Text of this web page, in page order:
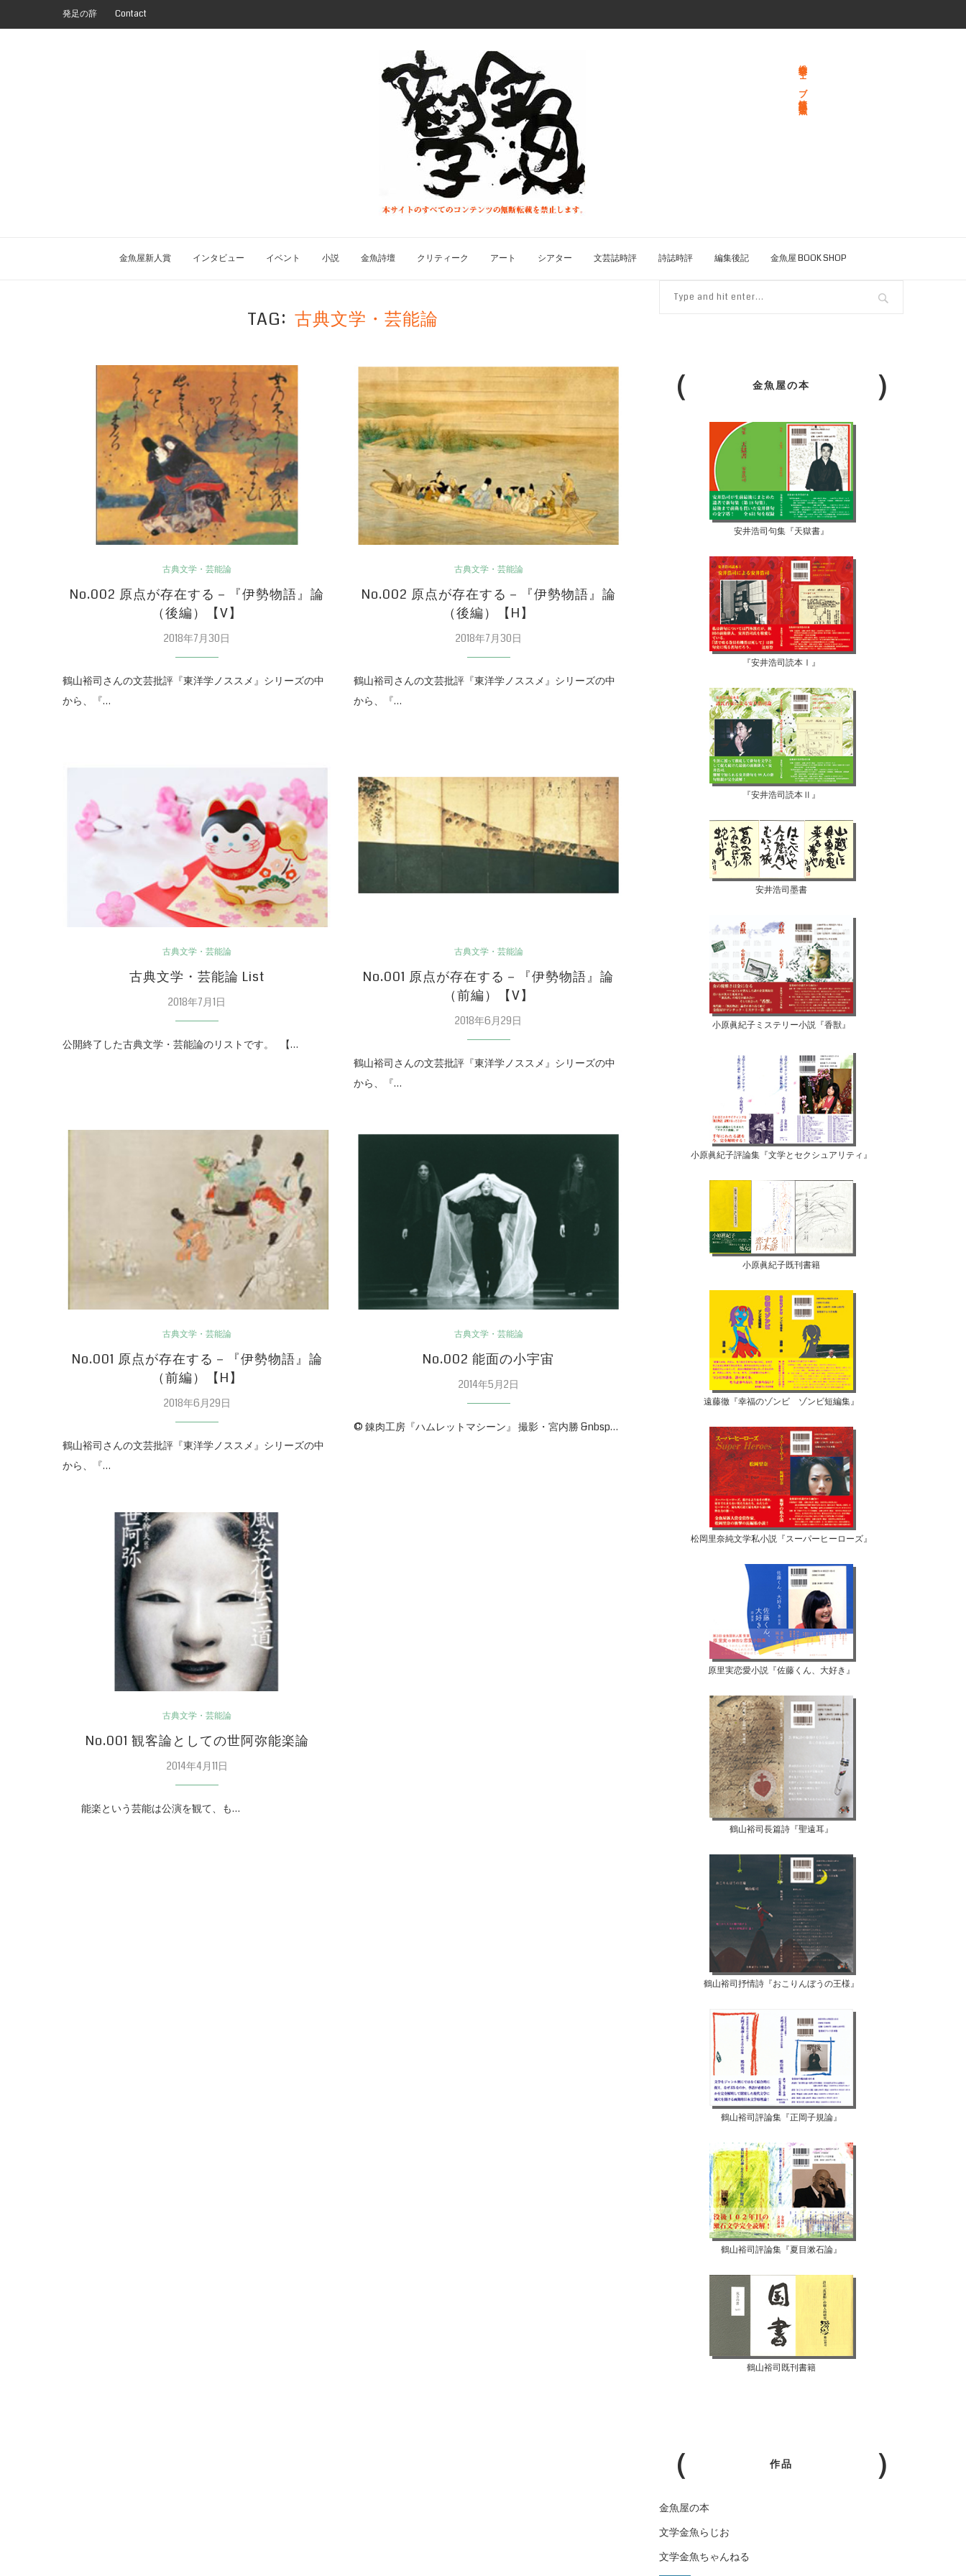
発足の辞 Contact
総合文学ウェブ情報誌 文学金魚
金魚屋新人賞 インタビュー イベント 小説 金魚詩壇 クリティーク アート シアター 文芸誌時評 詩誌時評 編集後記 金魚屋 BOOK SHOP
TAG 古典文学・芸能論
古典文学・芸能論
No.002 原点が存在する－『伊勢物語』論
（後編）【V】
2018年7月30日
鶴山裕司さんの文芸批評『東洋学ノススメ』シリーズの中
から、『…
古典文学・芸能論
No.002 原点が存在する－『伊勢物語』論
（後編）【H】
2018年7月30日
鶴山裕司さんの文芸批評『東洋学ノススメ』シリーズの中
から、『…
古典文学・芸能論
古典文学・芸能論 List
2018年7月1日
公開終了した古典文学・芸能論のリストです。 【…
古典文学・芸能論
No.001 原点が存在する－『伊勢物語』論
（前編）【V】
2018年6月29日
鶴山裕司さんの文芸批評『東洋学ノススメ』シリーズの中
から、『…
古典文学・芸能論
No.001 原点が存在する－『伊勢物語』論
（前編）【H】
2018年6月29日
鶴山裕司さんの文芸批評『東洋学ノススメ』シリーズの中
から、『…
古典文学・芸能論
No.002 能面の小宇宙
2014年5月2日
© 錬肉工房『ハムレットマシーン』 撮影・宮内勝 &nbsp…
古典文学・芸能論
No.001 観客論としての世阿弥能楽論
2014年4月11日
能楽という芸能は公演を観て、も…
金魚屋の本
安井浩司句集『天獄書』
『安井浩司読本Ⅰ』
『安井浩司読本Ⅱ』
安井浩司墨書
小原眞紀子ミステリー小説『香獣』
小原眞紀子評論集『文学とセクシュアリティ』
小原眞紀子既刊書籍
遠藤徹『幸福のゾンビ ゾンビ短編集』
松岡里奈純文学私小説『スーパーヒーローズ』
原里実恋愛小説『佐藤くん、大好き』
鶴山裕司長篇詩『聖遠耳』
鶴山裕司抒情詩『おこりんぼうの王様』
鶴山裕司評論集『正岡子規論』
鶴山裕司評論集『夏目漱石論』
鶴山裕司既刊書籍
作品
金魚屋の本
文学金魚らじお
文学金魚ちゃんねる